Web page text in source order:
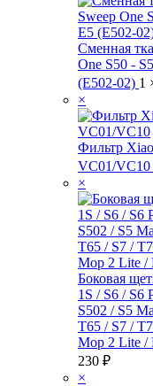
Сменная
One S50 -
(E502-02) 1
×
Фильтр
VC01/VC10
×
Боковая
1S / S6 / S6
S502 / S5
T65 / S7 /
Mop 2 Lite /
230 ₽
×